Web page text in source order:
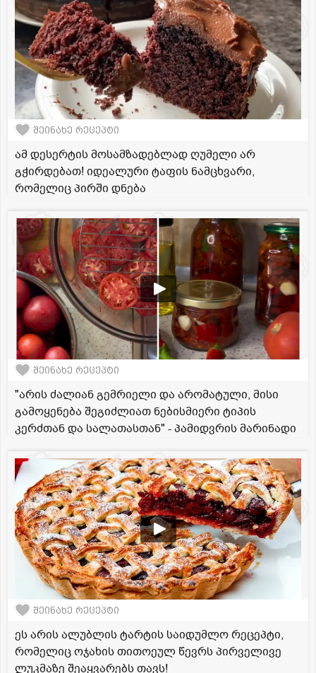
შეინახე რეცეპტი
ამ დესერტის მოსამზადებლად ღუმელი არ
გჭირდებათ! იდეალური ტაფის ნამცხვარი,
რომელიც პირში დნება
შეინახე რეცეპტი
"არის ძალიან გემრიელი და არომატული, მისი
გამოყენება შეგიძლიათ ნებისმიერი ტიპის
კერძთან და სალათასთან" - პამიდვრის მარინადი
შეინახე რეცეპტი
ეს არის ალუბლის ტარტის საიდუმლო რეცეპტი,
რომელიც ოჯახის თითოეულ წევრს პირველივე
ლუკმაზე შეაყვარებს თავს!